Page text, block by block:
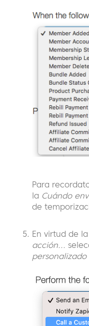
Para
la Cuándo
de
En virtud de la
acción...
personalizado